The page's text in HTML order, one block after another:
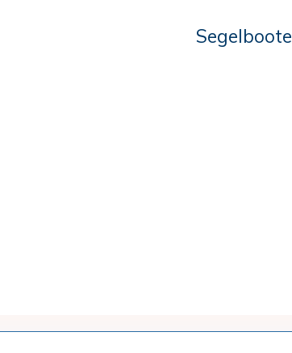
Segelboote